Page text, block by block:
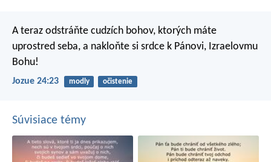
A teraz odstráňte cudzích bohov, ktorých máte
uprostred seba, a nakloňte si srdce k Pánovi, Izraelovmu
Bohu!
Jozue 24:23 modly očistenie
Súvisiace témy